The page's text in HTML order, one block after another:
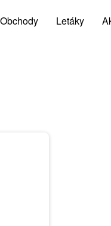
Obchody Letáky